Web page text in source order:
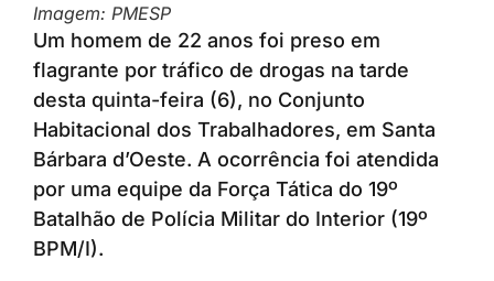
Imagem: PMESP
Um homem de 22 anos foi preso em
flagrante por tráfico de drogas na tarde
desta quinta-feira (6), no Conjunto
Habitacional dos Trabalhadores, em Santa
Bárbara d’Oeste. A ocorrência foi atendida
por uma equipe da Força Tática do 19º
Batalhão de Polícia Militar do Interior (19º
BPM/I).